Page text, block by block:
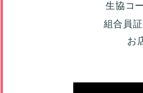
生協コ
組合員
お